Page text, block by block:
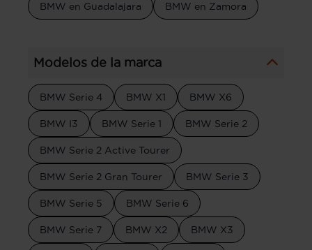
BMW en Guadalajara BMW en Zamora
Modelos de la marca
BMW Serie 4 BMW X1 BMW X6
BMW I3 BMW Serie 1 BMW Serie 2
BMW Serie 2 Active Tourer
BMW Serie 2 Gran Tourer BMW Serie 3
BMW Serie 5 BMW Serie 6
BMW Serie 7 BMW X2 BMW X3